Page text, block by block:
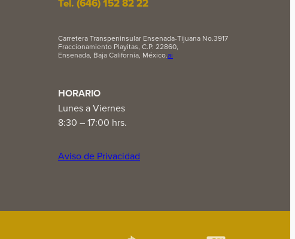
Tel. (646) 152 82 22
Carretera Transpeninsular Ensenada-Tijuana No.3917
Fraccionamiento Playitas, C.P. 22860,
Ensenada, Baja California, México.ai
HORARIO
Lunes a Viernes
8:30 – 17:00 hrs.
Aviso de Privacidad